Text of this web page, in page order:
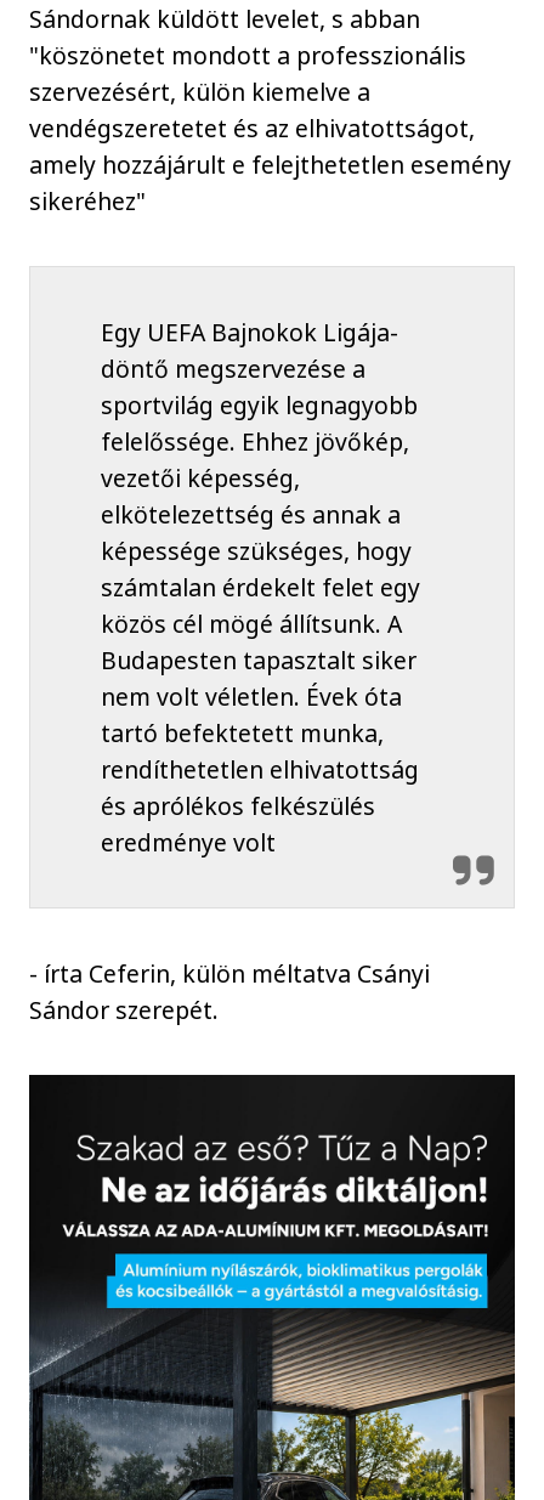
Sándornak küldött levelet, s abban
"köszönetet mondott a professzionális
szervezésért, külön kiemelve a
vendégszeretetet és az elhivatottságot,
amely hozzájárult e felejthetetlen esemény
sikeréhez"
Egy UEFA Bajnokok Ligája-
döntő megszervezése a
sportvilág egyik legnagyobb
felelőssége. Ehhez jövőkép,
vezetői képesség,
elkötelezettség és annak a
képessége szükséges, hogy
számtalan érdekelt felet egy
közös cél mögé állítsunk. A
Budapesten tapasztalt siker
nem volt véletlen. Évek óta
tartó befektetett munka,
rendíthetetlen elhivatottság
és aprólékos felkészülés
eredménye volt
- írta Ceferin, külön méltatva Csányi
Sándor szerepét.